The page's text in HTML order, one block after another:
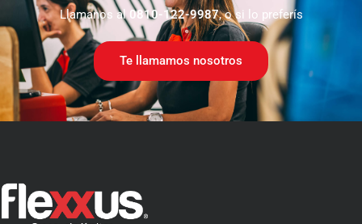
Llamanos al 0810-122-9987, o si lo preferís
Te llamamos nosotros